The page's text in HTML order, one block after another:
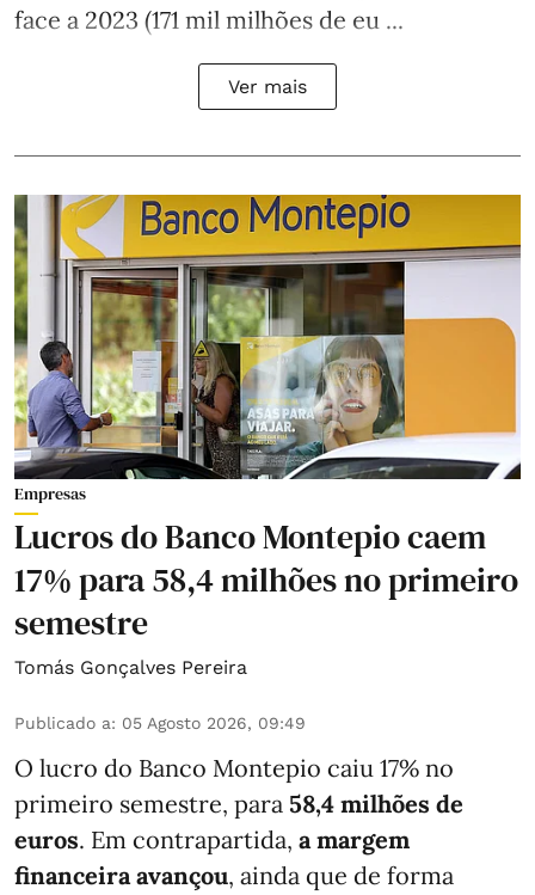
face a 2023 (171 mil milhões de eu ...
Ver mais
Empresas
Lucros do Banco Montepio caem
17% para 58,4 milhões no primeiro
semestre
Tomás Gonçalves Pereira
Publicado a: 05 Agosto 2026, 09:49
O lucro do Banco Montepio caiu 17% no
primeiro semestre, para 58,4 milhões de
euros. Em contrapartida, a margem
financeira avançou, ainda que de forma